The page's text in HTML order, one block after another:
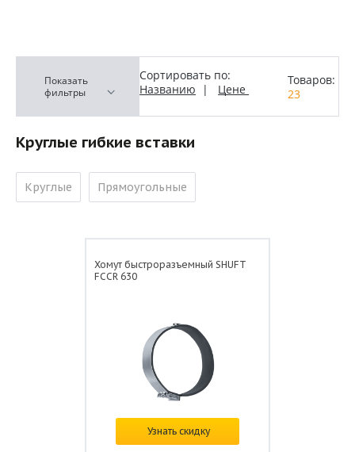
Показать
фильтры
Сортировать по:
Названию | Цене
Товаров:
23
Круглые гибкие вставки
Круглые Прямоугольные
Хомут быстроразъемный SHUFT
FCCR 630
Цена: от1 386 ₽/шт.
Узнать скидку